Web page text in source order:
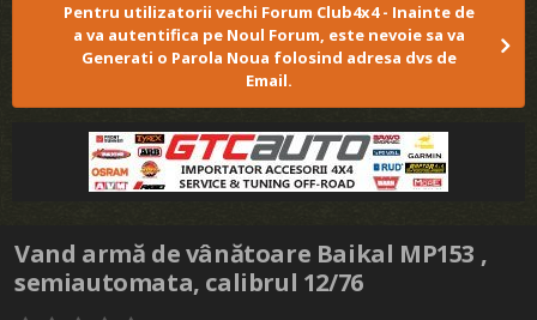
Pentru utilizatorii vechi Forum Club4x4 - Inainte de
a va autentifica pe Noul Forum, este nevoie sa va
Generati o Parola Noua folosind adresa dvs de
Email.
Vand armă de vânătoare Baikal MP153 ,
semiautomata, calibrul 12/76